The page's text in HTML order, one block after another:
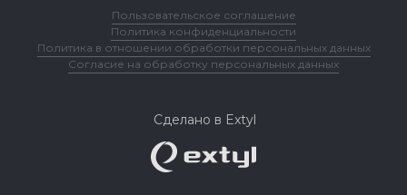
Пользовательское соглашение
Политика конфиденциальности
Политика в отношении обработки персональных данных
Согласие на обработку персональных данных
Сделано в Extyl